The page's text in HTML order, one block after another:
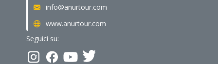
info@anurtour.com
www.anurtour.com
Seguici su: